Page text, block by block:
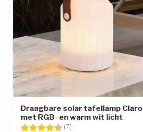
Draagbare solar tafellamp Claro
met RGB- en warm wit licht
Beoordeling: (7)